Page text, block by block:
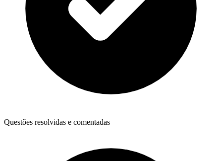
Questões resolvidas e comentadas